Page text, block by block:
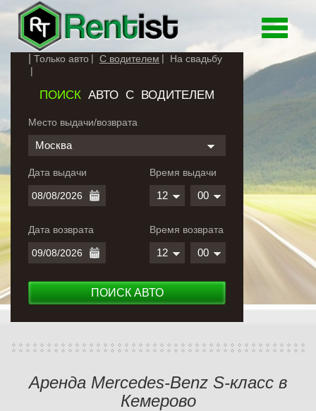
Toggle
Только авто С водителем На свадьбу
ПОИСК АВТО С ВОДИТЕЛЕМ
Место выдачи/возврата
Москва
Дата выдачи
Дата возврата
Время выдачи
12 00
Время возврата
12 00
ПОИСК АВТО
Аренда Mercedes-Benz S-класс в
Кемерово